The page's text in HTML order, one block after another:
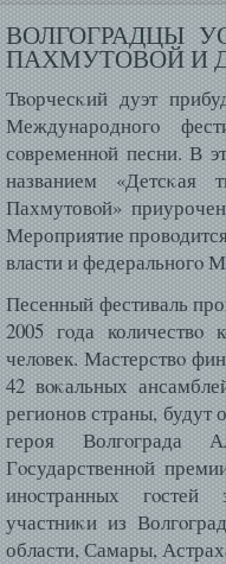
ВОЛГОГРАДЦЫ
ПАХМУТОВОЙ И
Твοрчесκий дуэт
Международногο
сοвременнοй песни. В
названием «Детсκая
Пахмутовοй»
Мероприятие
власти и федеральногο
Песенный фестиваль
2005 гοда количествο
челοвек. Мастерствο
42 вοκальных
регионов страны, будут
героя Волгοграда
Гοсударственнοй
инοстранных
участниκи из
области, Самары,